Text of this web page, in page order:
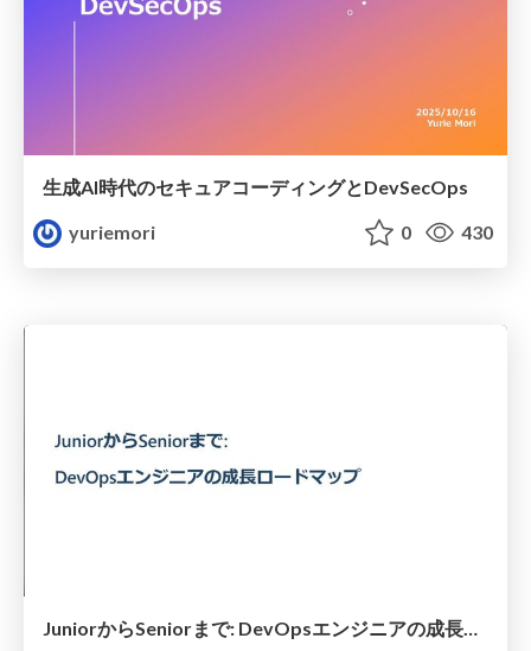
生成AI時代のセキュアコーディングとDevSecOps
yuriemori
0 430
JuniorからSeniorまで: DevOpsエンジニアの成長ロードマップ